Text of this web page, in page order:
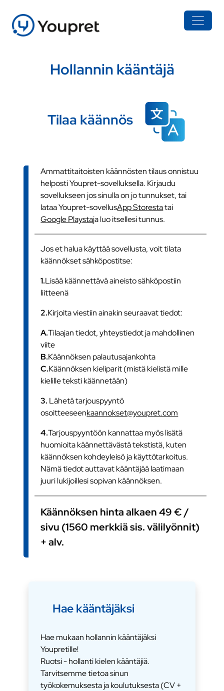
Hollannin kääntäjä
Tilaa käännös
Ammattitaitoisten käännösten tilaus onnistuu
helposti Youpret-sovelluksella. Kirjaudu
sovellukseen jos sinulla on jo tunnukset, tai
lataa Youpret-sovellusApp Storestatai
Google Playstaja luo itsellesi tunnus.
Jos et halua käyttää sovellusta, voit tilata
käännökset sähköpostitse:
1.Lisää käännettävä aineisto sähköpostiin
liitteenä
2.Kirjoita viestiin ainakin seuraavat tiedot:
A.Tilaajan tiedot, yhteystiedot ja mahdollinen
viite
B.Käännöksen palautusajankohta
C.Käännöksen kieliparit (mistä kielistä mille
kielille teksti käännetään)
3. Lähetä tarjouspyyntö
osoitteeseenkaannokset@youpret.com
4.Tarjouspyyntöön kannattaa myös lisätä
huomioita käännettävästä tekstistä, kuten
käännöksen kohdeyleisö ja käyttötarkoitus.
Nämä tiedot auttavat kääntäjää laatimaan
juuri lukijoillesi sopivan käännöksen.
Käännöksen hinta alkaen 49 € /
sivu (1560 merkkiä sis. välilyönnit)
+ alv.
Hae kääntäjäksi
Hae mukaan hollannin kääntäjäksi
Youpretille!
Ruotsi - hollanti kielen kääntäjiä.
Tarvitsemme tietoa sinun
työkokemuksesta ja koulutuksesta (CV +